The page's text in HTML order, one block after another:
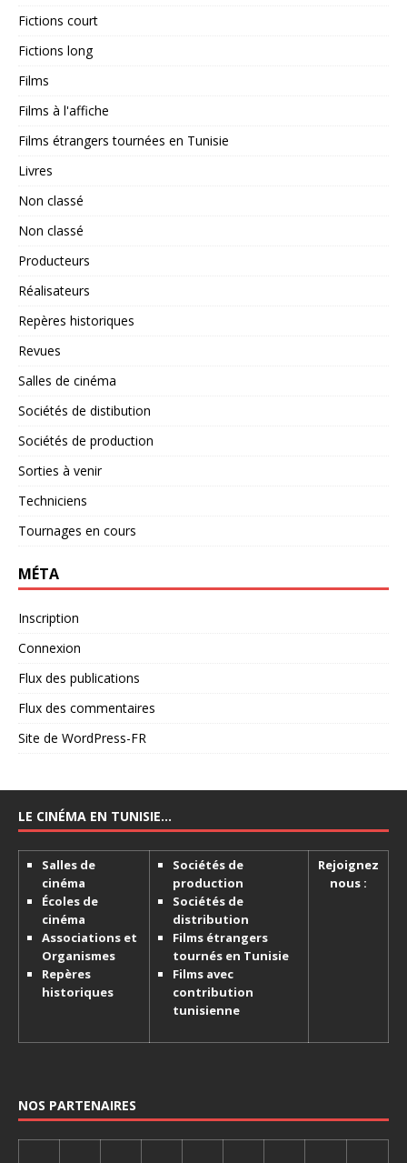
Fictions court
Fictions long
Films
Films à l'affiche
Films étrangers tournées en Tunisie
Livres
Non classé
Non classé
Producteurs
Réalisateurs
Repères historiques
Revues
Salles de cinéma
Sociétés de distibution
Sociétés de production
Sorties à venir
Techniciens
Tournages en cours
MÉTA
Inscription
Connexion
Flux des publications
Flux des commentaires
Site de WordPress-FR
LE CINÉMA EN TUNISIE…
Salles de
cinéma
Écoles de
cinéma
Associations et
Organismes
Repères
historiques
Sociétés de
production
Sociétés de
distribution
Films étrangers
tournés en Tunisie
Films avec
contribution
tunisienne
Rejoignez
nous :
NOS PARTENAIRES